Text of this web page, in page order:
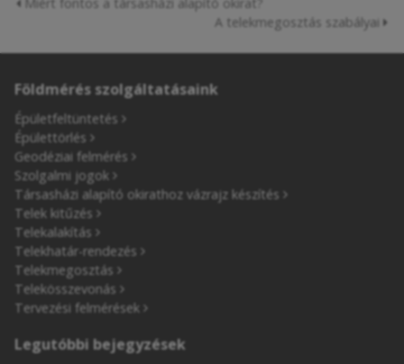
A telekmegosztás szabályai
Földmérés szolgáltatásaink
Épületfeltüntetés
Épülettörlés
Geodéziai felmérés
Szolgalmi jogok
Társasházi alapító okirathoz vázrajz készítés
Telek kitűzés
Telekalakítás
Telekhatár-rendezés
Telekmegosztás
Telekösszevonás
Tervezési felmérések
Legutóbbi bejegyzések